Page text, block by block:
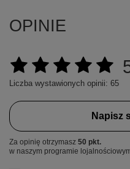
OPINIE
Liczba wystawionych opinii: 65
Napisz
Za opinię otrzymasz 50 pkt.
w naszym programie